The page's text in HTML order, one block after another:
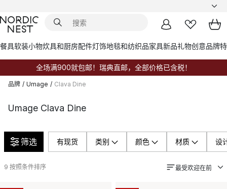
餐具软装小物炊具和厨房配件灯饰地毯和纺织品家具新品礼物创意品牌
全场满900就包邮！瑞典直邮，全部价格已含税！
品牌 / Umage / Clava Dine
Umage Clava Dine
筛选 有现货 类别 颜色 材质 设
9 按照条件排序 最受欢迎在前